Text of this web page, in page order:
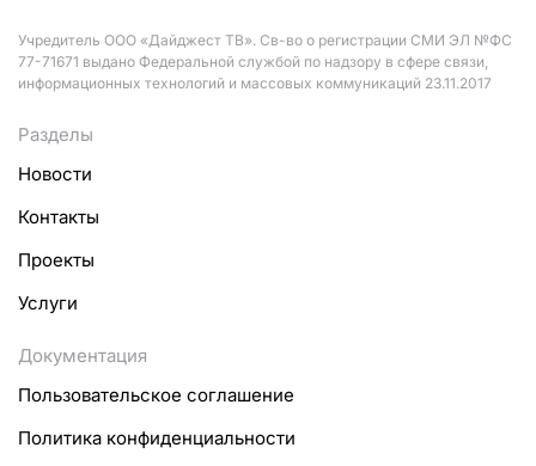
Учредитель ООО «Дайджест ТВ». Св-во о регистрации СМИ ЭЛ №ФС
77-71671 выдано Федеральной службой по надзору в сфере связи,
информационных технологий и массовых коммуникаций 23.11.2017
Разделы
Новости
Контакты
Проекты
Услуги
Документация
Пользовательское соглашение
Политика конфиденциальности